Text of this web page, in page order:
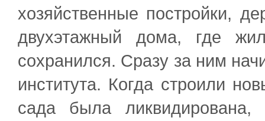
хозяйственные постройки,
двухэтажный дома, где
сохранился. Сразу за ним
института. Когда строили
сада была